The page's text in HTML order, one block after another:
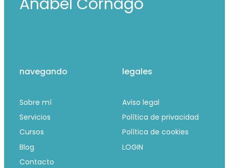
navegando
Sobre mí
Servicios
Cursos
Blog
Contacto
legales
Aviso legal
Política de privacidad
Política de cookies
LOGIN